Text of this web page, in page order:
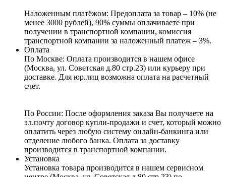
Наложенным платёжом: Предоплата за товар – 10% (не
менее 3000 рублей), 90% суммы оплачиваете при
получении в транспортной компании, комиссия
транспортной компании за наложенный платеж – 3%.
Оплата
По Москве: Оплата производится в нашем офисе
(Москва, ул. Советская д.80 стр.23) или курьеру при
доставке. Для юр.лиц возможна оплата на расчетный
счет.
По России: После оформления заказа Вы получаете на
эл.почту договор купли-продажи и счет, который можно
оплатить через любую систему онлайн-банкинга или
отделение любого банка. Оплата за доставку
производится в транспортной компании.
Установка
Установка товара производится в нашем сервисном